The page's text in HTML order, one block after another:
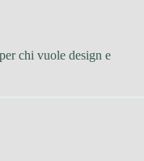
chi vuole design e